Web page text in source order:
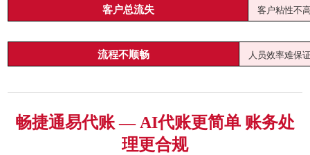
客户总流失 客户粘性不
流程不顺畅 人员效率难保
畅捷通易代账 — AI代账更简单 账务处
理更合规